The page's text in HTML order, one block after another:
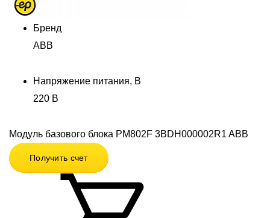
Бренд
ABB
Напряжение питания, В
220 В
Модуль базового блока PM802F 3BDH000002R1 ABB
Получить счет